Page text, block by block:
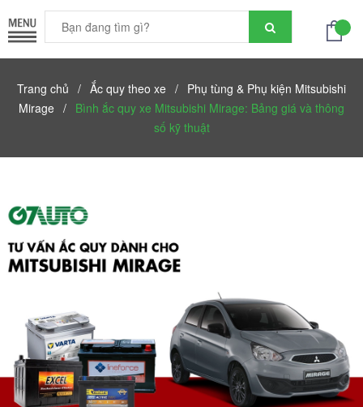
Trang chủ / Ắc quy theo xe / Phụ tùng & Phụ kiện Mitsubishi
Mirage / Bình ắc quy xe Mitsubishi Mirage: Bảng giá và thông
số kỹ thuật